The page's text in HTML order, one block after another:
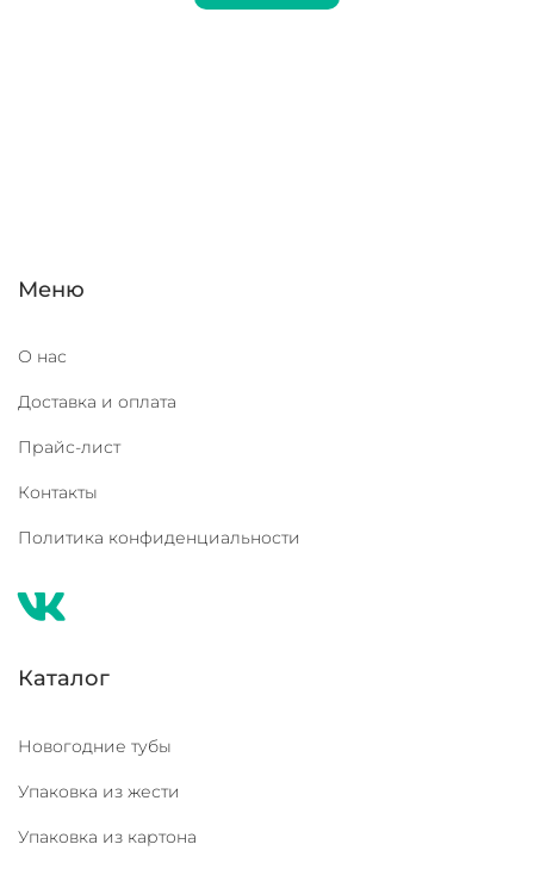
Меню
О нас
Доставка и оплата
Прайс-лист
Контакты
Политика конфиденциальности
Каталог
Новогодние тубы
Упаковка из жести
Упаковка из картона